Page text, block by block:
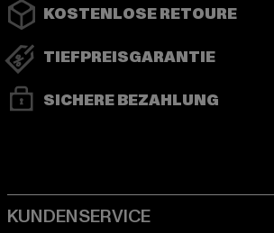
KOSTENLOSE RETOURE
TIEFPREISGARANTIE
SICHERE BEZAHLUNG